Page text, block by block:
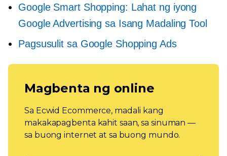
Google Smart Shopping: Lahat ng iyong
Google Advertising sa Isang Madaling Tool
Pagsusulit sa Google Shopping Ads
Magbenta ng online
Sa Ecwid Ecommerce, madali kang
makakapagbenta kahit saan, sa sinuman —
sa buong internet at sa buong mundo.